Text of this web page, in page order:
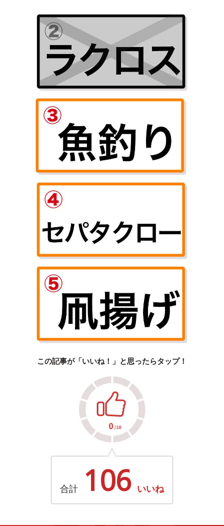
この記事が「いいね！」と思ったらタップ！
合計 106 いいね